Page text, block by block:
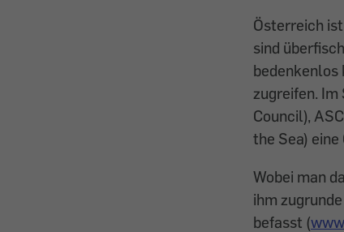
Österreich
sind
bedenkenlos
zugreifen.
Council),
the Sea)
Wobei man
ihm
befasst (